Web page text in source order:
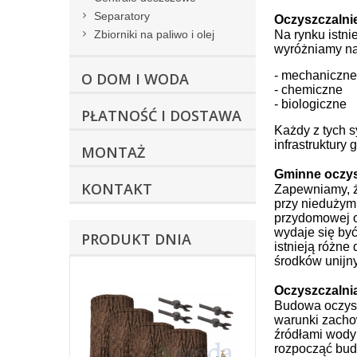
Separatory
Zbiorniki na paliwo i olej
O DOM I WODA
PŁATNOŚĆ I DOSTAWA
MONTAŻ
KONTAKT
PRODUKT DNIA
Na rynku
wyróżniamy
- mechaniczne
- chemiczne
- biologiczne
Każdy z tych
infrastruktury
Gminne
Zapewniamy,
przy
przydomowej
wydaje się
istnieją różne
środków
Budowa
warunki
źródłami
rozpocząć